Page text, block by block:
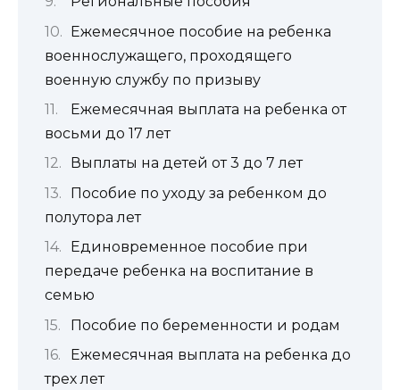
Ежемесячное пособие на ребенка
военнослужащего, проходящего
военную службу по призыву
Ежемесячная выплата на ребенка от
восьми до 17 лет
Выплаты на детей от 3 до 7 лет
Пособие по уходу за ребенком до
полутора лет
Единовременное пособие при
передаче ребенка на воспитание в
семью
Пособие по беременности и родам
Ежемесячная выплата на ребенка до
трех лет